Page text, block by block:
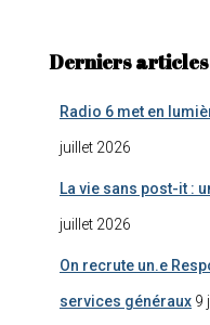
Derniers articles
Radio 6 met en
juillet 2026
La vie sans post-it :
juillet 2026
On recrute un.e
services généraux 9